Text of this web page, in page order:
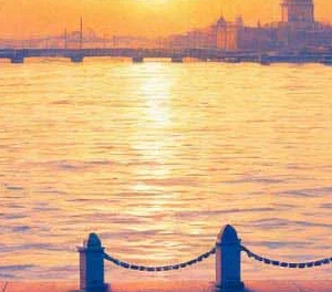
дню рождения
Баха
,19.00